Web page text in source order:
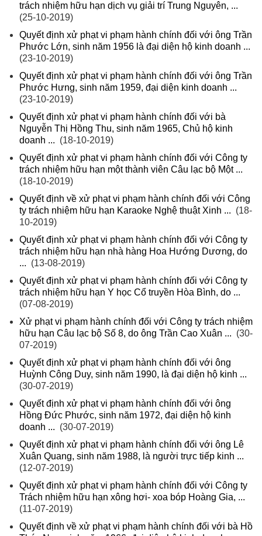
trách nhiệm hữu hạn dịch vụ giải trí Trung Nguyên, ...
(25-10-2019)
Quyết định xử phạt vi phạm hành chính đối với ông Trần
Phước Lớn, sinh năm 1956 là đại diện hộ kinh doanh ...
(23-10-2019)
Quyết định xử phạt vi phạm hành chính đối với ông Trần
Phước Hưng, sinh năm 1959, đại diện kinh doanh ...
(23-10-2019)
Quyết định xử phạt vi phạm hành chính đối với bà
Nguyễn Thị Hồng Thu, sinh năm 1965, Chủ hộ kinh
doanh ... (18-10-2019)
Quyết định xử phạt vi phạm hành chính đối với Công ty
trách nhiệm hữu hạn một thành viên Câu lạc bộ Một ...
(18-10-2019)
Quyết định về xử phạt vi phạm hành chính đối với Công
ty trách nhiệm hữu hạn Karaoke Nghệ thuật Xinh ... (18-
10-2019)
Quyết định xử phạt vi phạm hành chính đối với Công ty
trách nhiệm hữu hạn nhà hàng Hoa Hướng Dương, do
... (13-08-2019)
Quyết định xử phạt vi phạm hành chính đối với Công ty
trách nhiệm hữu hạn Y học Cổ truyền Hòa Bình, do ...
(07-08-2019)
Xử phạt vi phạm hành chính đối với Công ty trách nhiệm
hữu hạn Câu lạc bộ Số 8, do ông Trần Cao Xuân ... (30-
07-2019)
Quyết định xử phạt vi phạm hành chính đối với ông
Huỳnh Công Duy, sinh năm 1990, là đại diện hộ kinh ...
(30-07-2019)
Quyết định xử phạt vi phạm hành chính đối với ông
Hồng Đức Phước, sinh năm 1972, đại diện hộ kinh
doanh ... (30-07-2019)
Quyết định xử phạt vi phạm hành chính đối với ông Lê
Xuân Quang, sinh năm 1988, là người trực tiếp kinh ...
(12-07-2019)
Quyết định xử phạt vi phạm hành chính đối với Công ty
Trách nhiệm hữu hạn xông hơi- xoa bóp Hoàng Gia, ...
(11-07-2019)
Quyết định về xử phạt vi phạm hành chính đối với bà Hồ